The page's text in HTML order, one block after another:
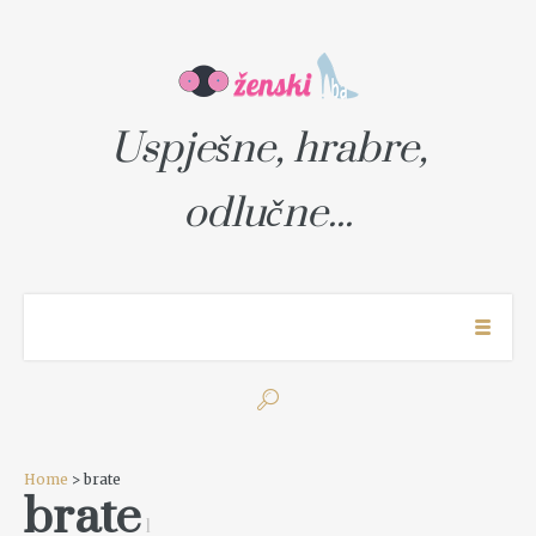
Uspješne, hrabre,
odlučne...
Home > brate
brate 1